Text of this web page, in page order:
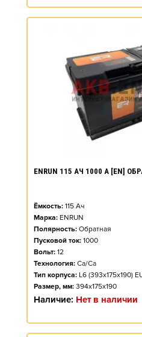
ENRUN 115 АЧ 1000 А [EN]
Ёмкость: 115 Ач
Марка: ENRUN
Полярность: Обратная
Пусковой ток: 1000
Вольт: 12
Технология: Ca/Ca
Тип корпуса: L6 (393x175x190)
Размер, мм: 394x175x190
Наличие: Нет в наличии